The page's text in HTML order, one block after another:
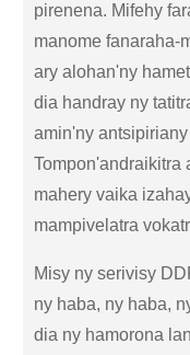
pirenena. Mifehy
manome fanaraha-
ary alohan'ny
dia handray ny
amin'ny
Tompon'andraikitra
mahery vaika
mampivelatra
Misy ny serivisy
ny haba, ny haba,
dia ny hamorona